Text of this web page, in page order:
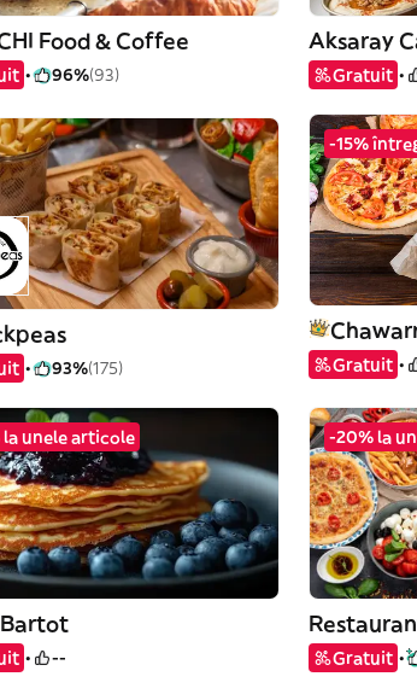
Food & Coffee
96%(93)
Aksaray
Gratuit
93%(175)
-15%
Gratuit
unele articole
--
-20% la
Gratuit